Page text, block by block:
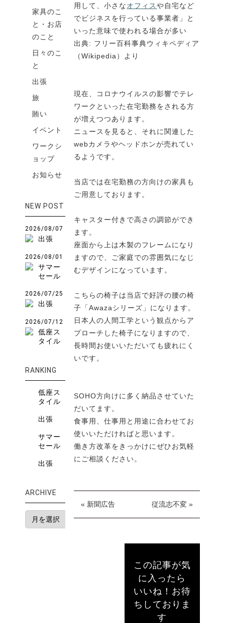
用して、小さなオフィスや自宅など
でビジネスを行っている事業者」と
いった意味で使われる場合が多い
出典: フリー百科事典ウィキペディア
（Wikipedia）より
現在、コロナウイルスの影響でテレ
ワークといった在宅勤務をされる方
が増えつつあります。
ニュースを見ると、それに関連した
webカメラやヘッドホンが売れてい
るようです。
当店では在宅勤務の方向けの家具も
ご用意しております。
キャスター付きで高さの調節ができ
ます。
座面から上は木製のフレームになり
ますので、ご家庭での雰囲気になじ
むデザインになっています。
こちらの椅子は当店で好評の腰の椅
子「Awazaシリーズ」になります。
日本人の人間工学という観点からア
プローチした椅子になりますので、
長時間お使いいただいても疲れにく
いです。
SOHO方向けに多く納品させていた
だいてます。
食事用、仕事用と用途に合わせてお
使いいただければと思います。
働き方改革をきっかけにぜひお気軽
にご相談ください。
« 新聞広告 従流志不変 »
この記事が気
に入ったら
いいね！お待
ちしておりま
す
家具のこ
と・お店
のこと
日々のこ
と
出張
旅
賄い
イベント
ワークシ
ョップ
お知らせ
NEW POST
2026/08/07
出張
2026/08/01
サマー
セール
2026/07/25
出張
2026/07/12
低座ス
タイル
RANKING
低座ス
タイル
出張
サマー
セール
出張
ARCHIVE